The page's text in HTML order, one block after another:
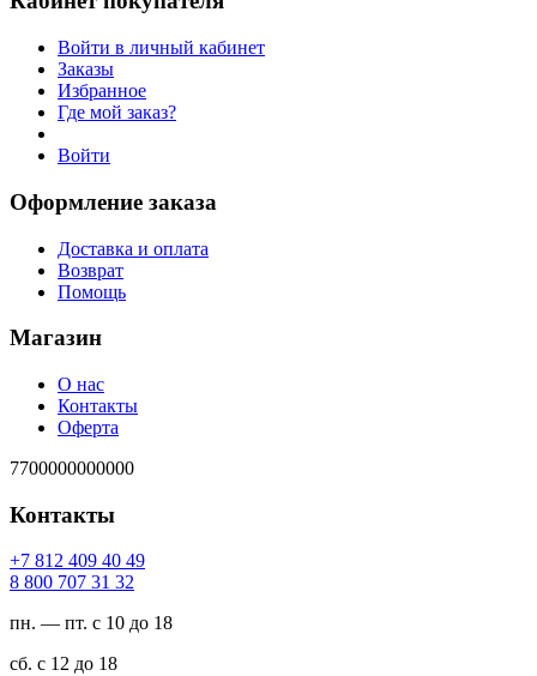
Войти в личный кабинет
Заказы
Избранное
Где мой заказ?
Войти
Оформление заказа
Доставка и оплата
Возврат
Помощь
Магазин
О нас
Контакты
Оферта
7700000000000
Контакты
94 04 904 218 7+
23 13 707 008 8
пн. — пт. с 10 до 18
сб. с 12 до 18